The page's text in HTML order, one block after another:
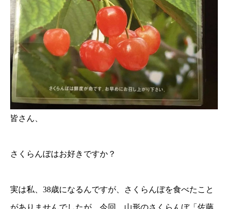
皆さん、
さくらんぼはお好きですか？
実は私、38歳になるんですが、さくらんぼを食べたこと
がありませんでしたが、今回、山形のさくらんぼ「佐藤